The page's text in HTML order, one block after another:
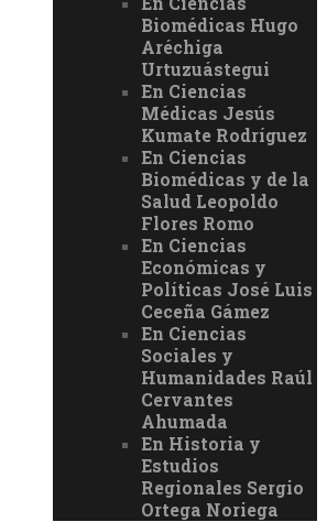
Biomédicas Hugo
Aréchiga
Urtuzuástegui
En Ciencias
Médicas Jesús
Kumate Rodríguez
En Ciencias
Biomédicas y de la
Salud Leopoldo
Flores Romo
En Ciencias
Económicas y
Políticas José Luis
Ceceña Gámez
En Ciencias
Sociales y
Humanidades Raúl
Cervantes
Ahumada
En Historia y
Estudios
Regionales Sergio
Ortega Noriega